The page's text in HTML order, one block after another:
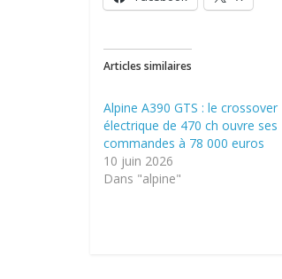
Articles similaires
Alpine A390 GTS : le crossover
électrique de 470 ch ouvre ses
commandes à 78 000 euros
10 juin 2026
Dans "alpine"